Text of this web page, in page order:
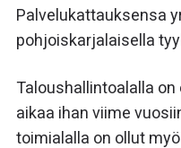
Palvelukattauksensa
pohjoiskarjalaisella
Taloushallintoalalla
aikaa ihan viime
toimialalla on ollut